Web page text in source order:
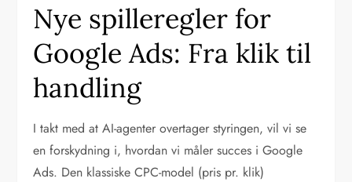
Nye spilleregler for
Google Ads: Fra klik til
handling
I takt med at AI-agenter overtager styringen, vil vi se
en forskydning i, hvordan vi måler succes i Google
Ads. Den klassiske CPC-model (pris pr. klik)